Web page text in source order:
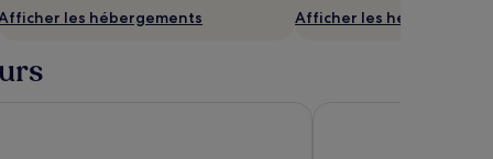
les hébergements
Afficher les